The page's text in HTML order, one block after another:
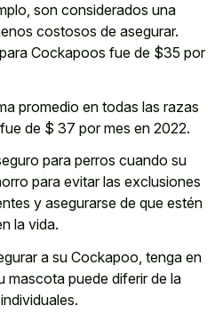
son considerados una
costosos de asegurar.
Cockapoos fue de $35 por
promedio en todas las razas
de $ 37 por mes en 2022.
para perros cuando su
para evitar las exclusiones
y asegurarse de que estén
la vida.
a su Cockapoo, tenga en
mascota puede diferir de la